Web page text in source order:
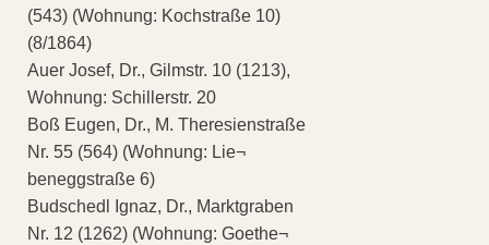
(543) (Wohnung: Kochstraße 10)
(8/1864)
Auer Josef, Dr., Gilmstr. 10 (1213),
Wohnung: Schillerstr. 20
Boß Eugen, Dr., M. Theresienstraße
Nr. 55 (564) (Wohnung: Lie¬
beneggstraße 6)
Budschedl Ignaz, Dr., Marktgraben
Nr. 12 (1262) (Wohnung: Goethe¬